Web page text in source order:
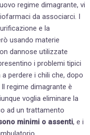
regime dimagrante, vi
da associarci. I
e la
usando materie
dannose utilizzate
i problemi tipici
perdere i chili che, dopo
regime dimagrante è
voglia eliminare la
ad un trattamento
minimi o assenti, e i